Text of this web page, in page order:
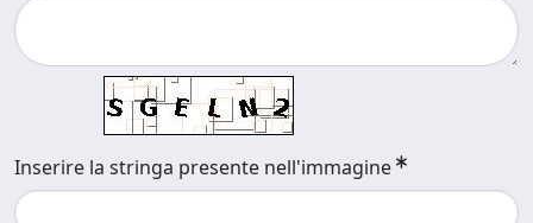
Inserire la stringa presente nell'immagine